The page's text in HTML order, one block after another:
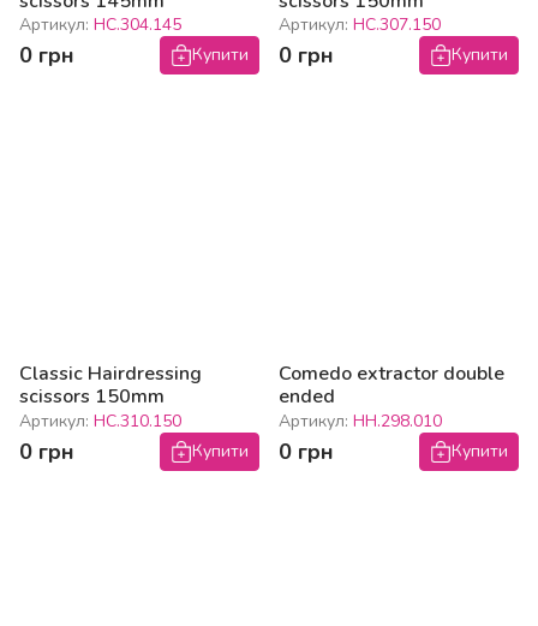
Артикул: HC.304.145
0 грн Купити
Артикул: HC.307.150
0 грн Купити
Classic Hairdressing
scissors 150mm
Артикул: HC.310.150
0 грн Купити
Comedo extractor double
ended
Артикул: HH.298.010
0 грн Купити